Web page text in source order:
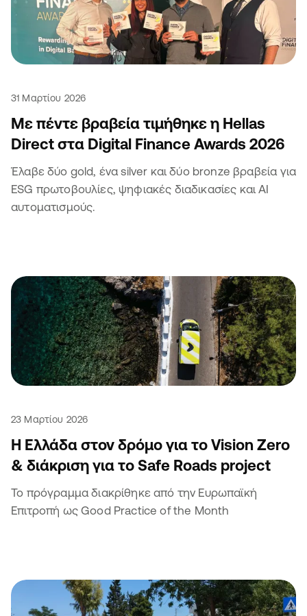
31 Μαρτίου 2026
Με πέντε βραβεία τιμήθηκε η Hellas
Direct στα Digital Finance Awards 2026
Έλαβε δύο gold, ένα silver και δύο bronze βραβεία για
ESG πρωτοβουλίες, ψηφιακές διαδικασίες και ΑΙ
αυτοματισμούς.
23 Μαρτίου 2026
Η Ελλάδα στον δρόμο για το Vision Zero
& διάκριση για το Safe Roads project
Το πρόγραμμα διακρίθηκε από την Ευρωπαϊκή
Επιτροπή ως Good Practice of the Month